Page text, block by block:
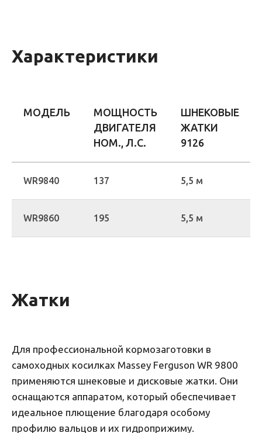
Характеристики
МОДЕЛЬ
МОЩНОСТЬ
ДВИГАТЕЛЯ
НОМ., Л.С.
ШНЕКОВЫЕ
ЖАТКИ
9126
WR9840 137 5,5 м
WR9860 195 5,5 м
Жатки
Для профессиональной кормозаготовки в
самоходных косилках Massey Ferguson WR 9800
применяются шнековые и дисковые жатки. Они
оснащаются аппаратом, который обеспечивает
идеальное плющение благодаря особому
профилю вальцов и их гидроприжиму.